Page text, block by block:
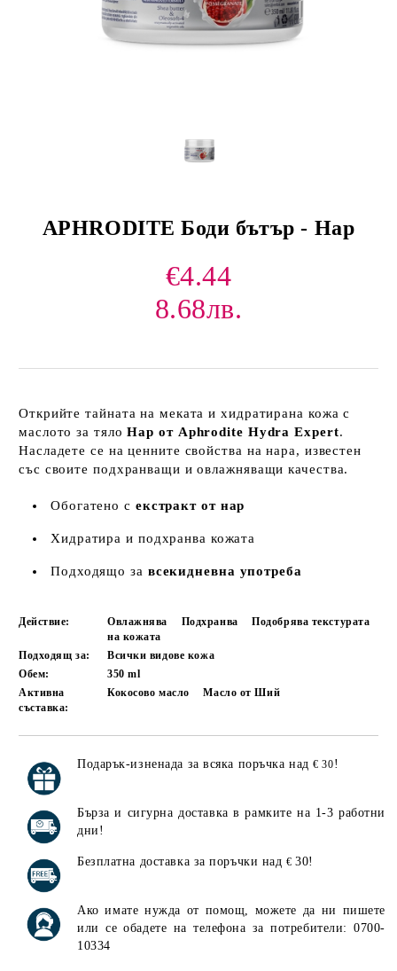
APHRODITE Боди бътър - Нар
€4.44
8.68лв.
Открийте тайната на меката и хидратирана кожа с
маслото за тялоНар от Aphrodite Hydra Expert.
Насладете се на ценните свойства на нара, известен
със своите подхранващи и овлажняващи качества.
Обогатено с екстракт от нар
Хидратира и подхранва кожата
Подходящо за всекидневна употреба
Действие: Овлажнява Подхранва
Подобрява текстурата
на кожата
Подходящ за:
Всички видове кожа
Обем:
350ml
Активна
съставка:
Кокосово масло Масло от Ший
Подарък-изненада за всяка поръчка над€ 30!
Бърза и сигурна доставка в рамките на 1-3 работни
дни!
Безплатна доставка за поръчки над€30!
Ако имате нужда от помощ, можете да ни пишете
или се обадете на телефона за потребители: 0700-
10334